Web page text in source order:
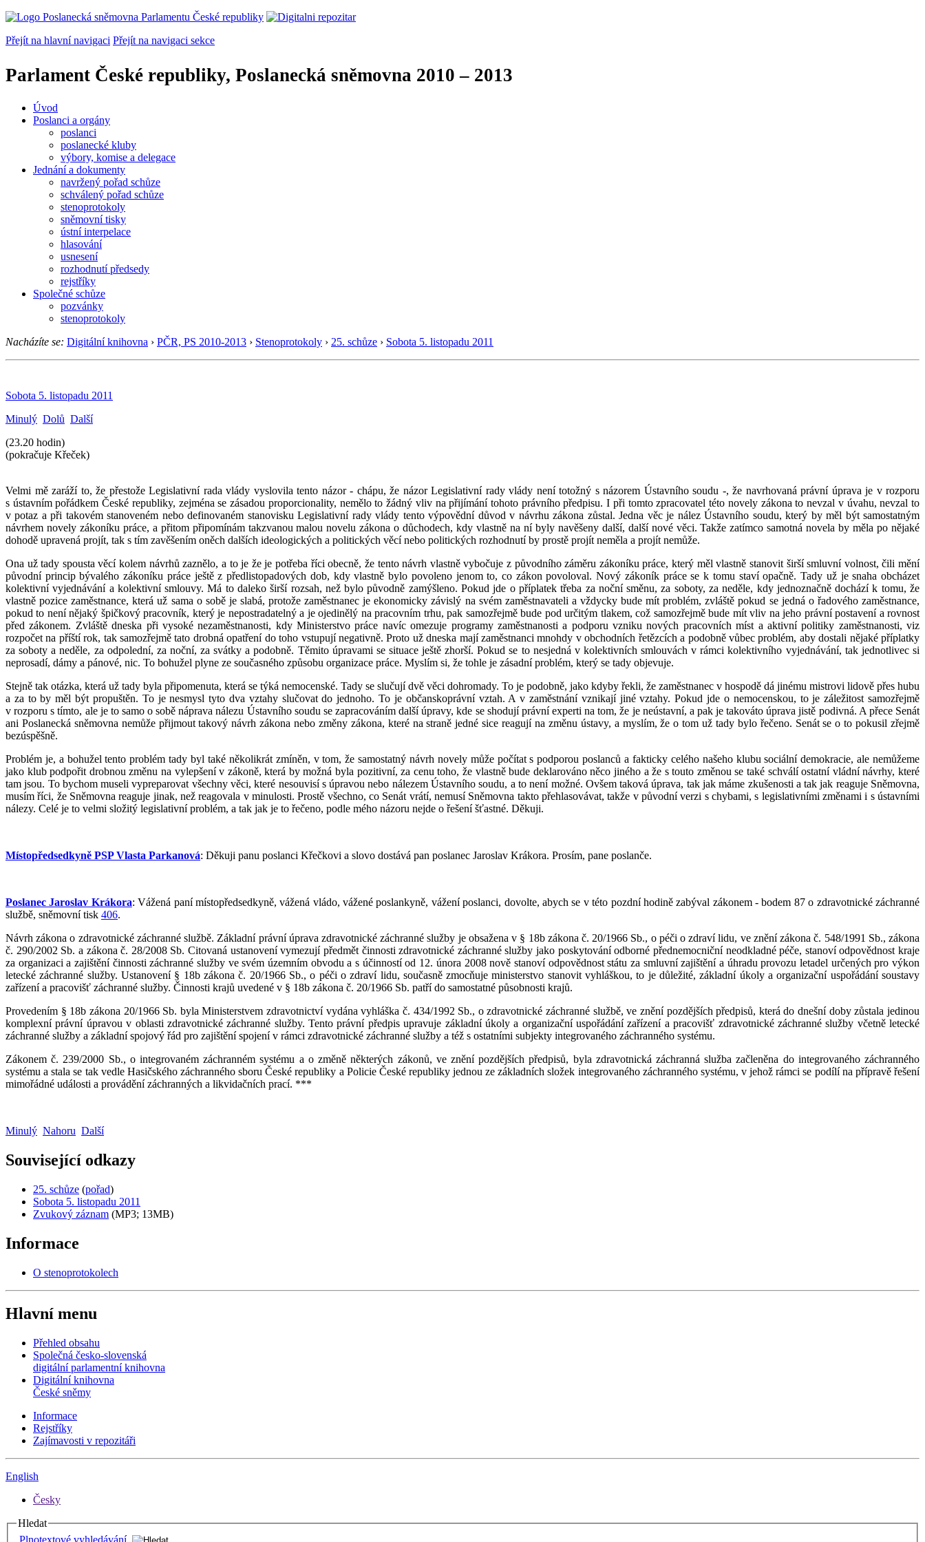
Přejít na hlavní navigaci Přejít na navigaci sekce
Parlament České republiky, Poslanecká sněmovna 2010 – 2013
Úvod
Poslanci a orgány
poslanci
poslanecké kluby
výbory, komise a delegace
Jednání a dokumenty
navržený pořad schůze
schválený pořad schůze
stenoprotokoly
sněmovní tisky
ústní interpelace
hlasování
usnesení
rozhodnutí předsedy
rejstříky
Společné schůze
pozvánky
stenoprotokoly
Nacházíte se: Digitální knihovna › PČR, PS 2010-2013 › Stenoprotokoly › 25. schůze › Sobota 5. listopadu 2011
Sobota 5. listopadu 2011
Minulý Dolů Další
(23.20 hodin)
(pokračuje Křeček)
Velmi mě zaráží to, že přestože Legislativní rada vlády vyslovila tento názor - chápu, že názor Legislativní rady vlády není totožný s názorem Ústavního soudu -, že navrhovaná právní úprava je v rozporu
s ústavním pořádkem České republiky, zejména se zásadou proporcionality, nemělo to žádný vliv na přijímání tohoto právního předpisu. I při tomto zpracovatel této novely zákona to nevzal v úvahu, nevzal to
v potaz a při takovém stanoveném nebo definovaném stanovisku Legislativní rady vlády tento výpovědní důvod v návrhu zákona zůstal. Jedna věc je nález Ústavního soudu, který by měl být samostatným
návrhem novely zákoníku práce, a přitom připomínám takzvanou malou novelu zákona o důchodech, kdy vlastně na ní byly navěšeny další, další nové věci. Takže zatímco samotná novela by měla po nějaké
dohodě upravená projít, tak s tím zavěšením oněch dalších ideologických a politických věcí nebo politických rozhodnutí by prostě projít neměla a projít nemůže.
Ona už tady spousta věcí kolem návrhů zaznělo, a to je že je potřeba říci obecně, že tento návrh vlastně vybočuje z původního záměru zákoníku práce, který měl vlastně stanovit širší smluvní volnost, čili mění
původní princip bývalého zákoníku práce ještě z předlistopadových dob, kdy vlastně bylo povoleno jenom to, co zákon povoloval. Nový zákoník práce se k tomu staví opačně. Tady už je snaha obcházet
kolektivní vyjednávání a kolektivní smlouvy. Má to daleko širší rozsah, než bylo původně zamýšleno. Pokud jde o příplatek třeba za noční směnu, za soboty, za neděle, kdy jednoznačně dochází k tomu, že
vlastně pozice zaměstnance, která už sama o sobě je slabá, protože zaměstnanec je ekonomicky závislý na svém zaměstnavateli a vždycky bude mít problém, zvláště pokud se jedná o řadového zaměstnance,
pokud to není nějaký špičkový pracovník, který je nepostradatelný a je ojedinělý na pracovním trhu, pak samozřejmě bude pod určitým tlakem, což samozřejmě bude mít vliv na jeho právní postavení a rovnost
před zákonem. Zvláště dneska při vysoké nezaměstnanosti, kdy Ministerstvo práce navíc omezuje programy zaměstnanosti a podporu vzniku nových pracovních míst a aktivní politiky zaměstnanosti, viz
rozpočet na příští rok, tak samozřejmě tato drobná opatření do toho vstupují negativně. Proto už dneska mají zaměstnanci mnohdy v obchodních řetězcích a podobně vůbec problém, aby dostali nějaké příplatky
za soboty a neděle, za odpolední, za noční, za svátky a podobně. Těmito úpravami se situace ještě zhorší. Pokud se to nesjedná v kolektivních smlouvách v rámci kolektivního vyjednávání, tak jednotlivec si
neprosadí, dámy a pánové, nic. To bohužel plyne ze současného způsobu organizace práce. Myslím si, že tohle je zásadní problém, který se tady objevuje.
Stejně tak otázka, která už tady byla připomenuta, která se týká nemocenské. Tady se slučují dvě věci dohromady. To je podobně, jako kdyby řekli, že zaměstnanec v hospodě dá jinému mistrovi lidově přes hubu
a za to by měl být propuštěn. To je nesmysl tyto dva vztahy slučovat do jednoho. To je občanskoprávní vztah. A v zaměstnání vznikají jiné vztahy. Pokud jde o nemocenskou, to je záležitost samozřejmě
v rozporu s tímto, ale je to samo o sobě náprava nálezu Ústavního soudu se zapracováním další úpravy, kde se shodují právní experti na tom, že je neústavní, a pak je takováto úprava jistě podivná. A přece Senát
ani Poslanecká sněmovna nemůže přijmout takový návrh zákona nebo změny zákona, které na straně jedné sice reagují na změnu ústavy, a myslím, že o tom už tady bylo řečeno. Senát se o to pokusil zřejmě
bezúspěšně.
Problém je, a bohužel tento problém tady byl také několikrát zmíněn, v tom, že samostatný návrh novely může počítat s podporou poslanců a fakticky celého našeho klubu sociální demokracie, ale nemůžeme
jako klub podpořit drobnou změnu na vylepšení v zákoně, která by možná byla pozitivní, za cenu toho, že vlastně bude deklarováno něco jiného a že s touto změnou se také schválí ostatní vládní návrhy, které
tam jsou. To bychom museli vypreparovat všechny věci, které nesouvisí s úpravou nebo nálezem Ústavního soudu, a to není možné. Ovšem taková úprava, tak jak máme zkušenosti a tak jak reaguje Sněmovna,
musím říci, že Sněmovna reaguje jinak, než reagovala v minulosti. Prostě všechno, co Senát vrátí, nemusí Sněmovna takto přehlasovávat, takže v původní verzi s chybami, s legislativními změnami i s ústavními
nálezy. Celé je to velmi složitý legislativní problém, a tak jak je to řečeno, podle mého názoru nejde o řešení šťastné. Děkuji.
Místopředsedkyně PSP Vlasta Parkanová: Děkuji panu poslanci Křečkovi a slovo dostává pan poslanec Jaroslav Krákora. Prosím, pane poslanče.
Poslanec Jaroslav Krákora: Vážená paní místopředsedkyně, vážená vládo, vážené poslankyně, vážení poslanci, dovolte, abych se v této pozdní hodině zabýval zákonem - bodem 87 o zdravotnické záchranné
službě, sněmovní tisk 406.
Návrh zákona o zdravotnické záchranné službě. Základní právní úprava zdravotnické záchranné služby je obsažena v § 18b zákona č. 20/1966 Sb., o péči o zdraví lidu, ve znění zákona č. 548/1991 Sb., zákona
č. 290/2002 Sb. a zákona č. 28/2008 Sb. Citovaná ustanovení vymezují předmět činnosti zdravotnické záchranné služby jako poskytování odborné přednemocniční neodkladné péče, stanoví odpovědnost kraje
za organizaci a zajištění činnosti záchranné služby ve svém územním obvodu a s účinností od 12. února 2008 nově stanoví odpovědnost státu za smluvní zajištění a úhradu provozu letadel určených pro výkon
letecké záchranné služby. Ustanovení § 18b zákona č. 20/1966 Sb., o péči o zdraví lidu, současně zmocňuje ministerstvo stanovit vyhláškou, to je důležité, základní úkoly a organizační uspořádání soustavy
zařízení a pracovišť záchranné služby. Činnosti krajů uvedené v § 18b zákona č. 20/1966 Sb. patří do samostatné působnosti krajů.
Provedením § 18b zákona 20/1966 Sb. byla Ministerstvem zdravotnictví vydána vyhláška č. 434/1992 Sb., o zdravotnické záchranné službě, ve znění pozdějších předpisů, která do dnešní doby zůstala jedinou
komplexní právní úpravou v oblasti zdravotnické záchranné služby. Tento právní předpis upravuje základní úkoly a organizační uspořádání zařízení a pracovišť zdravotnické záchranné služby včetně letecké
záchranné služby a základní spojový řád pro zajištění spojení v rámci zdravotnické záchranné služby a též s ostatními subjekty integrovaného záchranného systému.
Zákonem č. 239/2000 Sb., o integrovaném záchranném systému a o změně některých zákonů, ve znění pozdějších předpisů, byla zdravotnická záchranná služba začleněna do integrovaného záchranného
systému a stala se tak vedle Hasičského záchranného sboru České republiky a Policie České republiky jednou ze základních složek integrovaného záchranného systému, v jehož rámci se podílí na přípravě řešení
mimořádné události a provádění záchranných a likvidačních prací. ***
Minulý Nahoru Další
Související odkazy
25. schůze (pořad)
Sobota 5. listopadu 2011
Zvukový záznam (MP3; 13MB)
Informace
O stenoprotokolech
Hlavní menu
Přehled obsahu
Společná česko-slovenská
digitální parlamentní knihovna
Digitální knihovna
České sněmy
Informace
Rejstříky
Zajímavosti v repozitáři
English
Česky
Hledat
Plnotextové vyhledávání